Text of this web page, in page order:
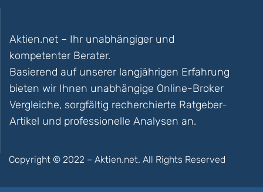
Aktien.net – Ihr unabhängiger und
kompetenter Berater.
Basierend auf unserer langjährigen Erfahrung
bieten wir Ihnen unabhängige Online-Broker
Vergleiche, sorgfältig recherchierte Ratgeber-
Artikel und professionelle Analysen an.
Copyright © 2022 – Aktien.net. All Rights Reserved